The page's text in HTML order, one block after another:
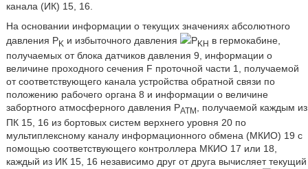
канала (ИК) 15, 16.
На основании информации о текущих значениях абсолютного
давления РK и избыточного давления РKH в гермокабине,
получаемых от блока датчиков давления 9, информации о
величине проходного сечения F проточной части 1, получаемой
от соответствующего канала устройства обратной связи по
положению рабочего органа 8 и информации о величине
забортного атмосферного давления РATM
, получаемой каждым из
ПК 15, 16 из бортовых систем верхнего уровня 20 по
мультиплексному каналу информационного обмена (МКИО) 19 с
помощью соответствующего контроллера МКИО 17 или 18,
каждый из ИК 15, 16 независимо друг от друга вычисляет текущий